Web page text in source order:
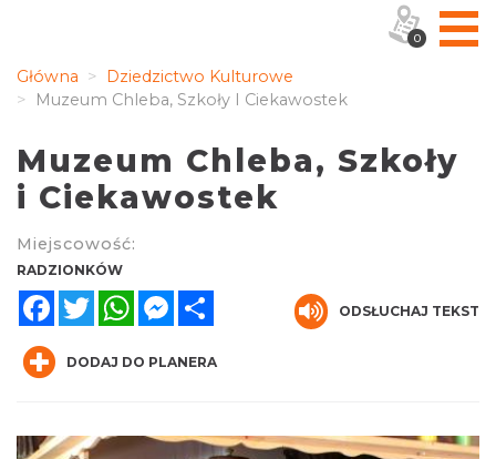
Główna
Dziedzictwo Kulturowe
Muzeum Chleba, Szkoły I Ciekawostek
Muzeum Chleba, Szkoły
i Ciekawostek
Miejscowość:
RADZIONKÓW
FacebookTwitterWhatsAppMessenger
ODSŁUCHAJ TEKST
DODAJ DO PLANERA
0